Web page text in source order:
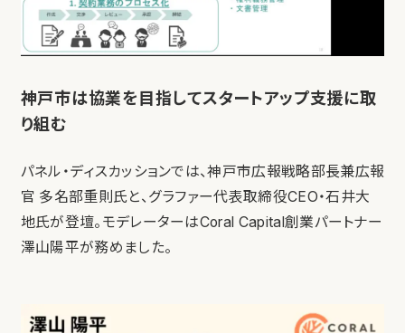
神戸市は協業を目指してスタートアップ支援に取
り組む
パネル・ディスカッションでは、神戸市広報戦略部長兼広報
官 多名部重則氏と、グラファー代表取締役CEO・石井大
地氏が登壇。モデレーターはCoral Capital創業パートナー
澤山陽平が務めました。